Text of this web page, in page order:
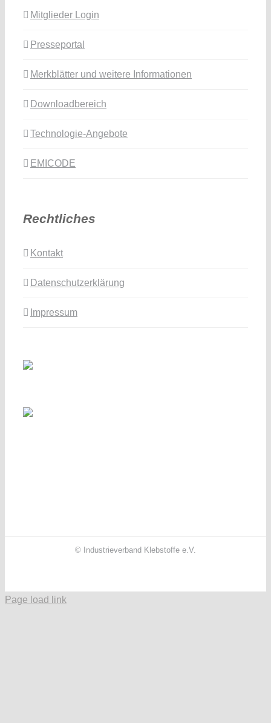
Mitglieder Login
Presseportal
Merkblätter und weitere Informationen
Downloadbereich
Technologie-Angebote
EMICODE
Rechtliches
Kontakt
Datenschutzerklärung
Impressum
© Industrieverband Klebstoffe e.V.
Page load link